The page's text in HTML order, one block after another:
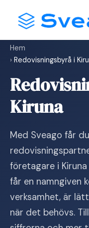
content
Hem
› Redovisningsbyrå i
Kiruna
Med Sveago får
företagare i
får en namngiven
verksamhet, är
när det behövs.